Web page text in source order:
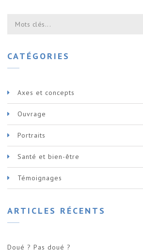
CATÉGORIES
Axes et concepts
Ouvrage
Portraits
Santé et bien-être
Témoignages
ARTICLES RÉCENTS
Doué ? Pas doué ?